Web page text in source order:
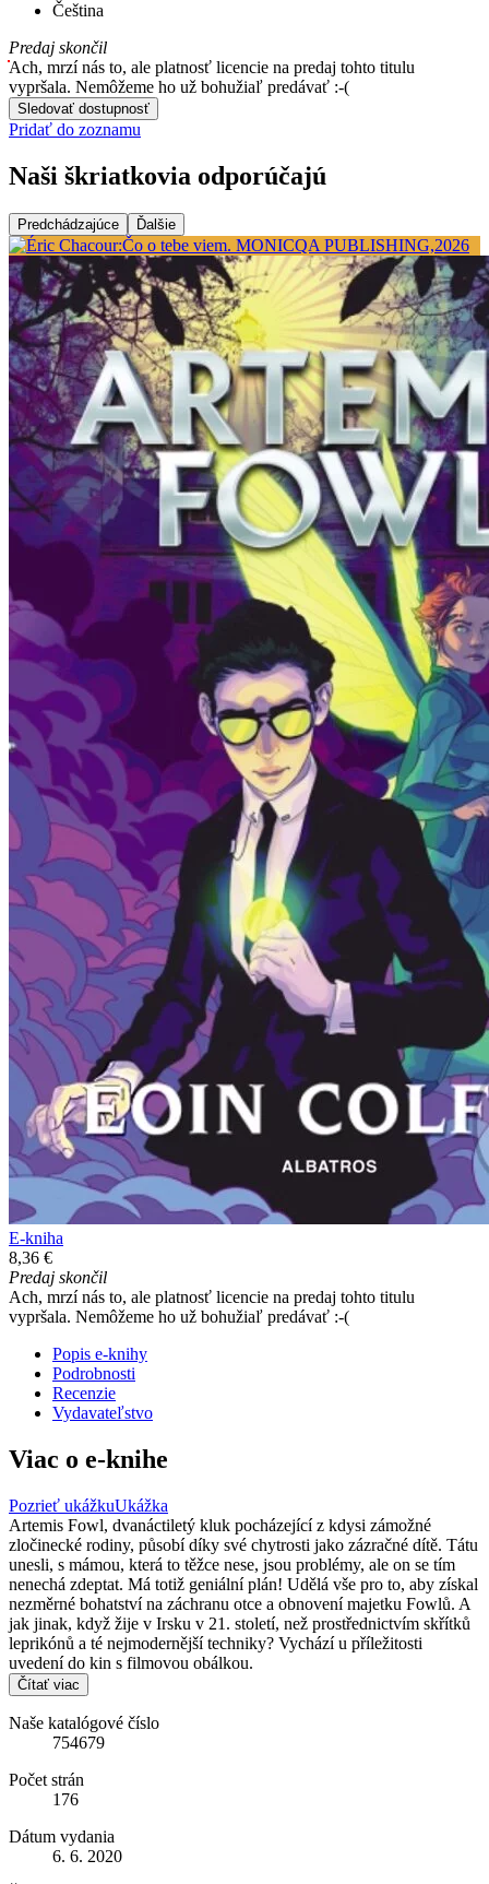
Čeština
Predaj skončil
Ach, mrzí nás to, ale platnosť licencie na predaj tohto titulu
vypršala. Nemôžeme ho už bohužiaľ predávať :-(
Sledovať dostupnosť
Pridať do zoznamu
Naši škriatkovia odporúčajú
Predchádzajúce Ďalšie
E-kniha
8,36 €
Predaj skončil
Ach, mrzí nás to, ale platnosť licencie na predaj tohto titulu
vypršala. Nemôžeme ho už bohužiaľ predávať :-(
Popis e-knihy
Podrobnosti
Recenzie
Vydavateľstvo
Viac o e-knihe
Pozrieť ukážkuUkážka
Artemis Fowl, dvanáctiletý kluk pocházející z kdysi zámožné
zločinecké rodiny, působí díky své chytrosti jako zázračné dítě. Tátu
unesli, s mámou, která to těžce nese, jsou problémy, ale on se tím
nenechá zdeptat. Má totiž geniální plán! Udělá vše pro to, aby získal
nezměrné bohatství na záchranu otce a obnovení majetku Fowlů. A
jak jinak, když žije v Irsku v 21. století, než prostřednictvím skřítků
leprikónů a té nejmodernější techniky? Vychází u příležitosti
uvedení do kin s filmovou obálkou.
Čítať viac
Naše katalógové číslo
754679
Počet strán
176
Dátum vydania
6. 6. 2020